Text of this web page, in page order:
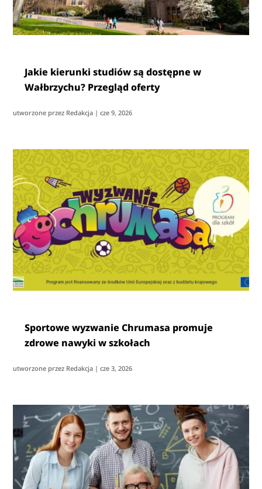
Jakie kierunki studiów są dostępne w
Wałbrzychu? Przegląd oferty
utworzone przez Redakcja |cze 9, 2026
Sportowe wyzwanie Chrumasa promuje
zdrowe nawyki w szkołach
utworzone przez Redakcja |cze 3, 2026